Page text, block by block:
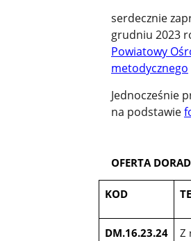
serdecznie
grudniu 2023
Powiatowy
metodycznego
Jednocześnie
na podstawie
OFERTA
KOD
DM.16.23.24
Z